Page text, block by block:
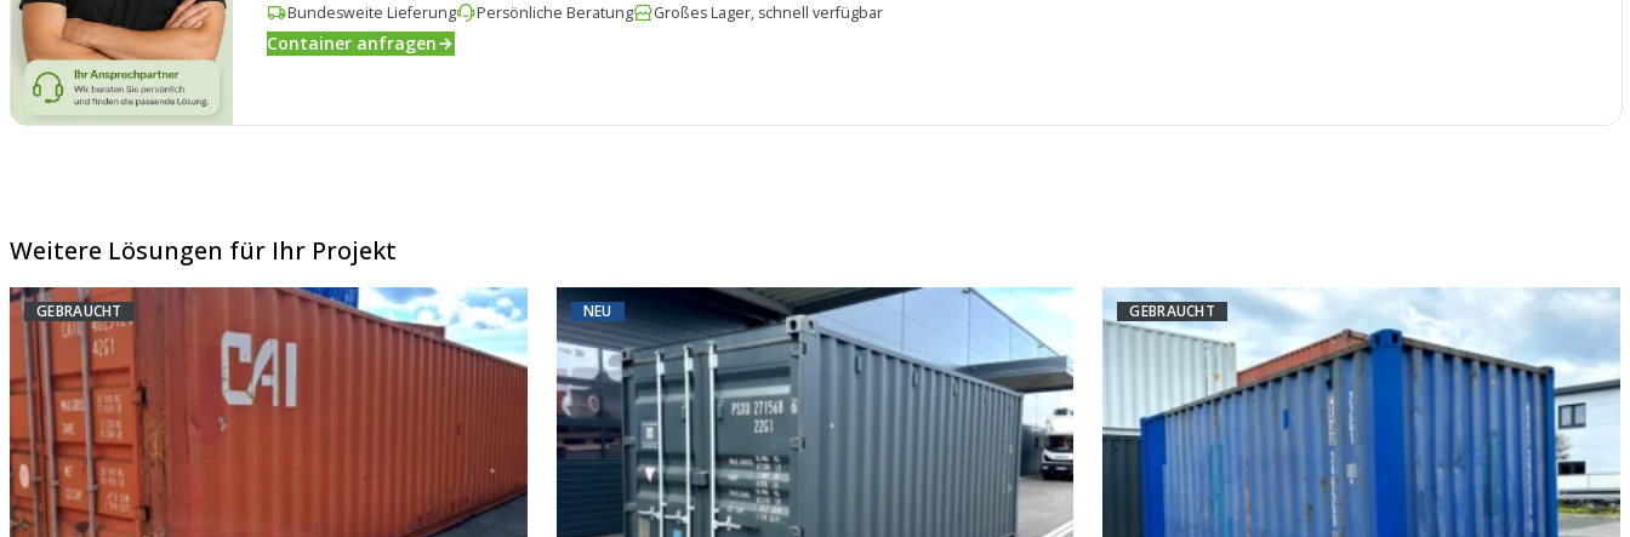
Bundesweite Lieferung
Persönliche Beratung Großes Lager, schnell verfügbar
Container anfragen
Weitere Lösungen für Ihr Projekt
GEBRAUCHT NEU GEBRAUCHT